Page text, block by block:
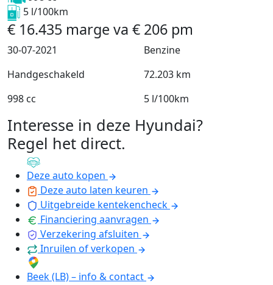
5 l/100km
€ 16.435 marge va € 206 pm
30-07-2021
Benzine
Handgeschakeld
72.203 km
998 cc
5 l/100km
Interesse in deze Hyundai?
Regel het direct.
Deze auto kopen
Deze auto laten keuren
Uitgebreide kentekencheck
Financiering aanvragen
Verzekering afsluiten
Inruilen of verkopen
Beek (LB) – info & contact